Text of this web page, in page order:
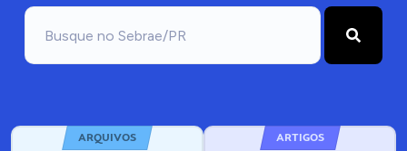
ARQUIVOS ARTIGOS